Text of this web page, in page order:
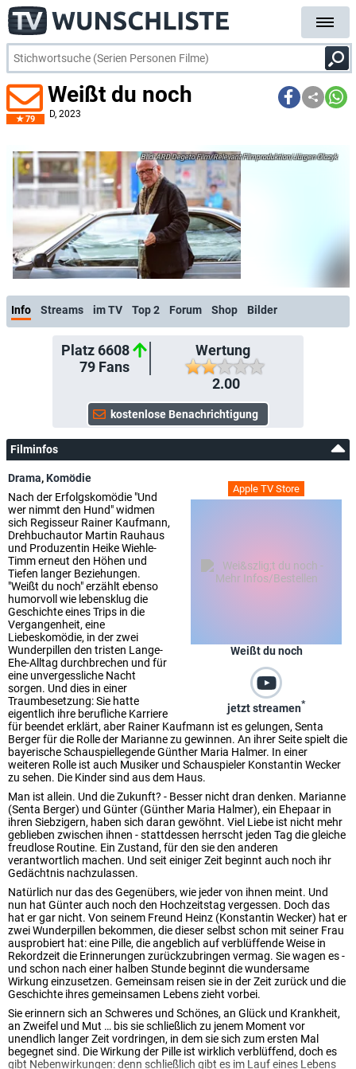
79
Weißt du noch
D, 2023
ARD Degeto Film/Relevant Filmproduktion/Jürgen Olczyk
Info Streams im TV Top 2 Forum Shop Bilder
Platz 6608
79Fans
Wertung
2.00
Filminfos
Apple TV Store
Weißt du noch
jetzt streamen*
Drama,Komödie
Nach der Erfolgskomödie "Und
wer nimmt den Hund" widmen
sich Regisseur Rainer Kaufmann,
Drehbuchautor Martin Rauhaus
und Produzentin Heike Wiehle-
Timm erneut den Höhen und
Tiefen langer Beziehungen.
"Weißt du noch" erzählt ebenso
humorvoll wie lebensklug die
Geschichte eines Trips in die
Vergangenheit, eine
Liebeskomödie, in der zwei
Wunderpillen den tristen Lange-
Ehe-Alltag durchbrechen und für
eine unvergessliche Nacht
sorgen. Und dies in einer
Traumbesetzung: Sie hatte
eigentlich ihre berufliche Karriere
für beendet erklärt, aber Rainer Kaufmann ist es gelungen, Senta
Berger für die Rolle der Marianne zu gewinnen. An ihrer Seite spielt die
bayerische Schauspiellegende Günther Maria Halmer. In einer
weiteren Rolle ist auch Musiker und Schauspieler Konstantin Wecker
zu sehen. Die Kinder sind aus dem Haus.
Man ist allein. Und die Zukunft? - Besser nicht dran denken. Marianne
(Senta Berger) und Günter (Günther Maria Halmer), ein Ehepaar in
ihren Siebzigern, haben sich daran gewöhnt. Viel Liebe ist nicht mehr
geblieben zwischen ihnen - stattdessen herrscht jeden Tag die gleiche
freudlose Routine. Ein Zustand, für den sie den anderen
verantwortlich machen. Und seit einiger Zeit beginnt auch noch ihr
Gedächtnis nachzulassen.
Natürlich nur das des Gegenübers, wie jeder von ihnen meint. Und
nun hat Günter auch noch den Hochzeitstag vergessen. Doch das
hat er gar nicht. Von seinem Freund Heinz (Konstantin Wecker) hat er
zwei Wunderpillen bekommen, die dieser selbst schon mit seiner Frau
ausprobiert hat: eine Pille, die angeblich auf verblüffende Weise in
Rekordzeit die Erinnerungen zurückzubringen vermag. Sie wagen es -
und schon nach einer halben Stunde beginnt die wundersame
Wirkung einzusetzen. Gemeinsam reisen sie in der Zeit zurück und die
Geschichte ihres gemeinsamen Lebens zieht vorbei.
Sie erinnern sich an Schweres und Schönes, an Glück und Krankheit,
an Zweifel und Mut … bis sie schließlich zu jenem Moment vor
unendlich langer Zeit vordringen, in dem sie sich zum ersten Mal
begegnet sind. Die Wirkung der Pille ist wirklich verblüffend, doch es
gibt Nebenwirkungen: denn schließlich gibt es im Lauf eines Lebens